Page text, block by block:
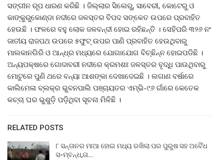
ସଙ୍ଗୀନ ରୂପ ଧାରଣ କରିଛି । ଜିଲ୍ଲାର ସିଲେରୁ, ସାବେରୀ, କୋଟେରୁ ଓ
କାଙ୍କୁରୁକୋଣ୍ଡା ନଦୀରେ ଜଳସ୍ତର ବିପଦ ସଙ୍କେତ ଉପରେ ପ୍ରବାହିତ
ହେଉଛି । ଫଳରେ ବହୁ ଲୋକ ଜଳବନ୍ଦୀ ହୋଇ ରହିଛନ୍ତି । ସେହିପରି ୩୨୬ ନଂ
ଜାତୀୟ ରାଜପଥ ଉପରେ ୫ଫୁଟ୍‌ ଉପର ପାଣି ପ୍ରବାହିତ ହେଉଥିବାରୁ
ମାଲକାନଗିରି ଓ ଆନ୍ଧ୍ର ମଧ୍ୟରେ ଯୋଗାଯୋଗ ବିଚ୍ଛିନ୍ନ ହୋଇପଡିଛି ।
ଅନ୍ୟପକ୍ଷରେ ଗୋଦାବରୀ ନଦୀରେ କ୍ରମଶଃ ଜଳସ୍ତର ବୃଦ୍ଧି ପାଉଥିବାରୁ
ମୋଟୁରେ ପୁଣି ଥରେ ବନ୍ୟା ଆଶଙ୍କା ଦେଖାଦେଇଛି । ଲଗାଣ ବର୍ଷାରେ
କାଲିମେଳା ବ୍ଲକ୍‌ର ଭୁବନପାଲି ପଞ୍ଚାୟତର ଏମ୍‌ଭି-୯୬ ଗାଁରେ କେତେକ
କଚ୍ଚା ଘର ଭୁଶୁଡ଼ି ପଡ଼ିଥିବା ସୂଚନା ମିଳିଛି ।
RELATED POSTS
୮ ସନ୍ତାନର ମାଆ ହୋଇ ମଧ୍ୟ ରଖିଲା ପର ପୁରୁଷ ସହ ଅବୈଧ
ସ-ମ୍ବନ୍ଧ,ତା…